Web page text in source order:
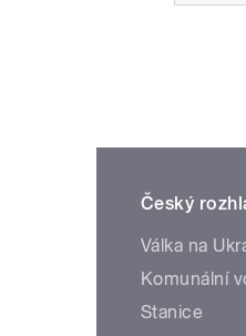
Český
Válka na
Komunální
Stanice